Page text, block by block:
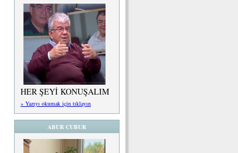
HER ŞEYİ KONUŞALIM
» Yazıyı okumak için tıklayın
ABUR CUBUR